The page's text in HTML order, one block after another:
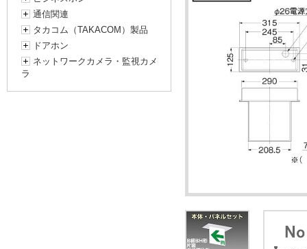
通信関連
タカコム（TAKACOM）製品
ドアホン
ネットワークカメラ・監視カメ
ラ